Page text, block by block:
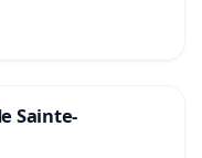
Sainte-